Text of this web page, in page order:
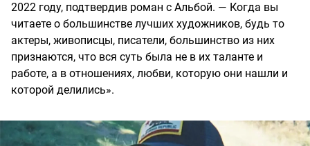
2022 году, подтвердив роман с Альбой. — Когда вы
читаете о большинстве лучших художников, будь то
актеры, живописцы, писатели, большинство из них
признаются, что вся суть была не в их таланте и
работе, а в отношениях, любви, которую они нашли и
которой делились».